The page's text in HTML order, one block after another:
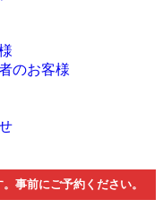
のお客様
事前にご予約ください。